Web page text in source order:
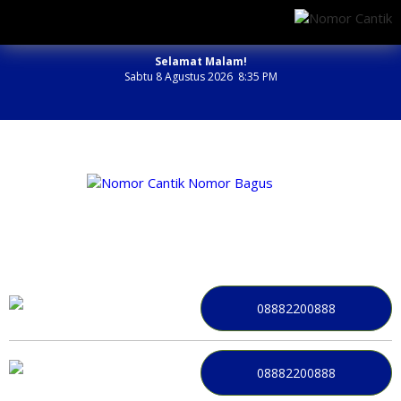
Selamat Malam!
Sabtu 8 Agustus 2026 8:35 PM
08882200888
08882200888